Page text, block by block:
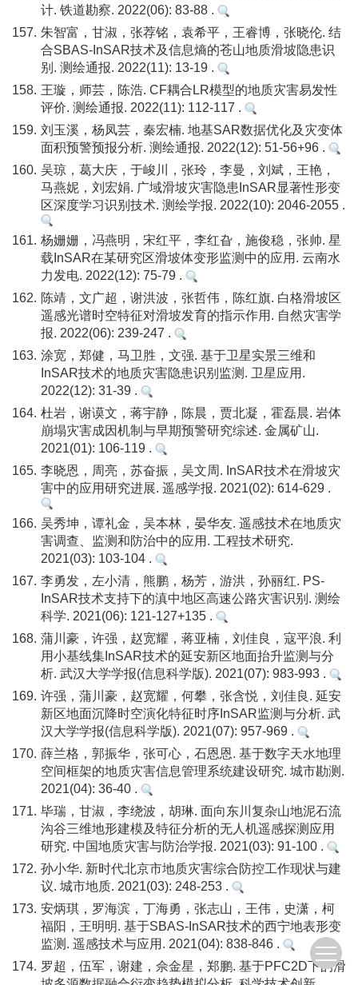
计. 铁道勘察. 2022(06): 83-88 .
157. 朱智富，甘淑，张荐铭，袁希平，王睿博，张晓伦. 结
合SBAS-InSAR技术及信息熵的苍山地质滑坡隐患识
别. 测绘通报. 2022(11): 13-19 .
158. 王璇，师芸，陈浩. CF耦合LR模型的地质灾害易发性
评价. 测绘通报. 2022(11): 112-117 .
159. 刘玉溪，杨凤芸，秦宏楠. 地基SAR数据优化及灾变体
面积预警预报分析. 测绘通报. 2022(12): 51-56+96 .
160. 吴琼，葛大庆，于峻川，张玲，李曼，刘斌，王艳，
马燕妮，刘宏娟. 广域滑坡灾害隐患InSAR显著性形变
区深度学习识别技术. 测绘学报. 2022(10): 2046-2055 .
161. 杨姗姗，冯燕明，宋红平，李红旮，施俊稳，张帅. 星
载InSAR在某研究区滑坡体变形监测中的应用. 云南水
力发电. 2022(12): 75-79 .
162. 陈靖，文广超，谢洪波，张哲伟，陈红旗. 白格滑坡区
遥感光谱时空特征对滑坡发育的指示作用. 自然灾害学
报. 2022(06): 239-247 .
163. 涂宽，郑健，马卫胜，文强. 基于卫星实景三维和
InSAR技术的地质灾害隐患识别监测. 卫星应用.
2022(12): 31-39 .
164. 杜岩，谢谟文，蒋宇静，陈晨，贾北凝，霍磊晨. 岩体
崩塌灾害成因机制与早期预警研究综述. 金属矿山.
2021(01): 106-119 .
165. 李晓恩，周亮，苏奋振，吴文周. InSAR技术在滑坡灾
害中的应用研究进展. 遥感学报. 2021(02): 614-629 .
166. 吴秀坤，谭礼金，吴本林，晏华友. 遥感技术在地质灾
害调查、监测和防治中的应用. 工程技术研究.
2021(03): 103-104 .
167. 李勇发，左小清，熊鹏，杨芳，游洪，孙丽红. PS-
InSAR技术支持下的滇中地区高速公路灾害识别. 测绘
科学. 2021(06): 121-127+135 .
168. 蒲川豪，许强，赵宽耀，蒋亚楠，刘佳良，寇平浪. 利
用小基线集InSAR技术的延安新区地面抬升监测与分
析. 武汉大学学报(信息科学版). 2021(07): 983-993 .
169. 许强，蒲川豪，赵宽耀，何攀，张含悦，刘佳良. 延安
新区地面沉降时空演化特征时序InSAR监测与分析. 武
汉大学学报(信息科学版). 2021(07): 957-969 .
170. 薛兰格，郭振华，张可心，石恩恩. 基于数字天水地理
空间框架的地质灾害信息管理系统建设研究. 城市勘测.
2021(04): 36-40 .
171. 毕瑞，甘淑，李绕波，胡琳. 面向东川复杂山地泥石流
沟谷三维地形建模及特征分析的无人机遥感探测应用
研究. 中国地质灾害与防治学报. 2021(03): 91-100 .
172. 孙小华. 新时代北京市地质灾害综合防控工作现状与建
议. 城市地质. 2021(03): 248-253 .
173. 安炳琪，罗海滨，丁海勇，张志山，王伟，史潇，柯
福阳，王明明. 基于SBAS-InSAR技术的西宁地表形变
监测. 遥感技术与应用. 2021(04): 838-846 .
174. 罗超，伍军，谢建，佘金星，郑鹏. 基于PFC2D下的滑